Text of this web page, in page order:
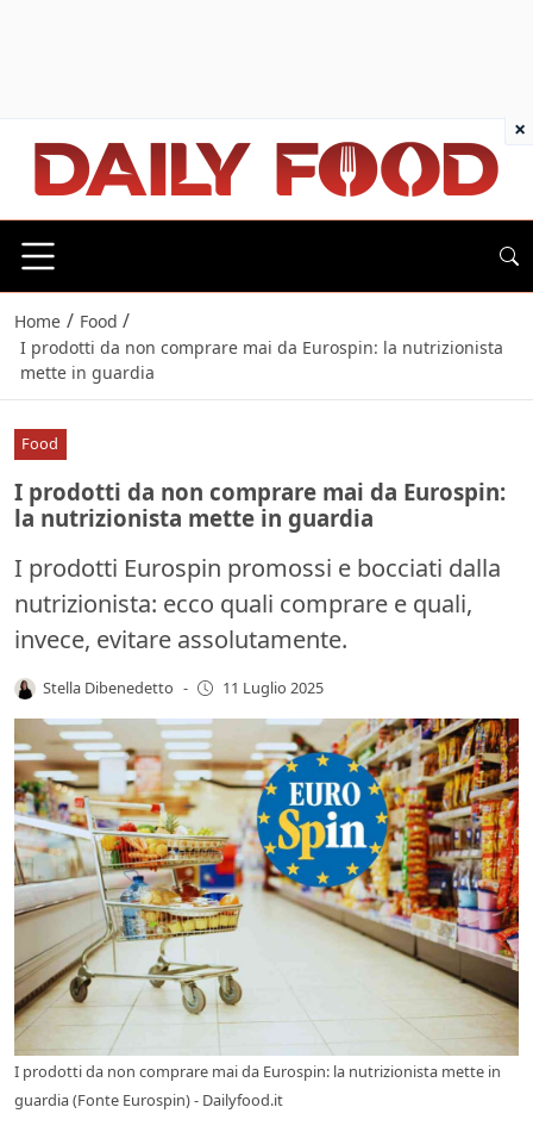
Home / Food /
I prodotti da non comprare mai da Eurospin: la nutrizionista
mette in guardia
Food
I prodotti da non comprare mai da Eurospin:
la nutrizionista mette in guardia
I prodotti Eurospin promossi e bocciati dalla
nutrizionista: ecco quali comprare e quali,
invece, evitare assolutamente.
Stella Dibenedetto - 11 Luglio 2025
I prodotti da non comprare mai da Eurospin: la nutrizionista mette in
guardia (Fonte Eurospin) - Dailyfood.it
×